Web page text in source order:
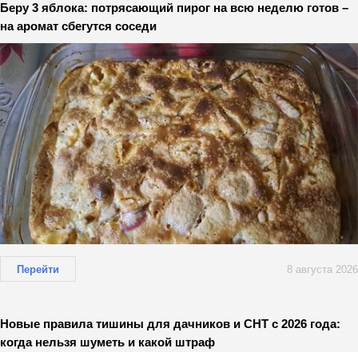
Беру 3 яблока: потрясающий пирог на всю неделю готов –
на аромат сбегутся соседи
Перейти 8 августа 2026
Новые правила тишины для дачников и СНТ с 2026 года:
когда нельзя шуметь и какой штраф